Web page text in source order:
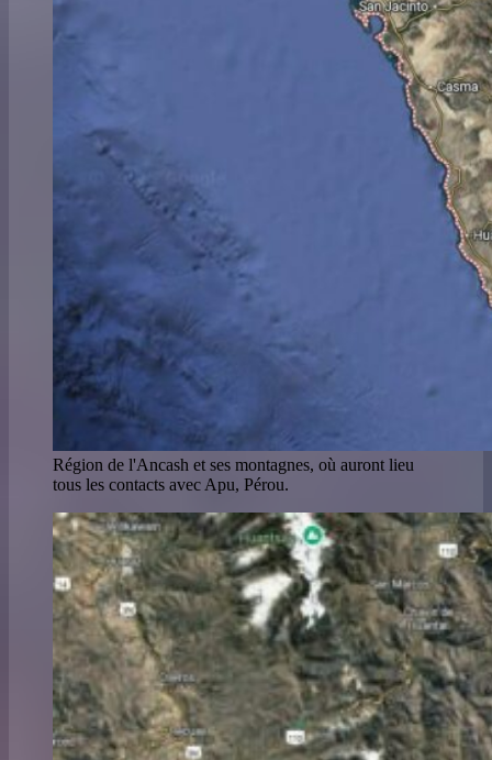
Région de l'Ancash et ses montagnes, où auront lieu
tous les contacts avec Apu, Pérou.